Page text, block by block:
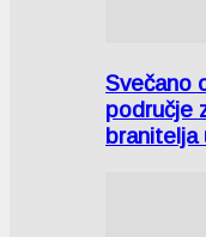
Svečano
područje
branitelja